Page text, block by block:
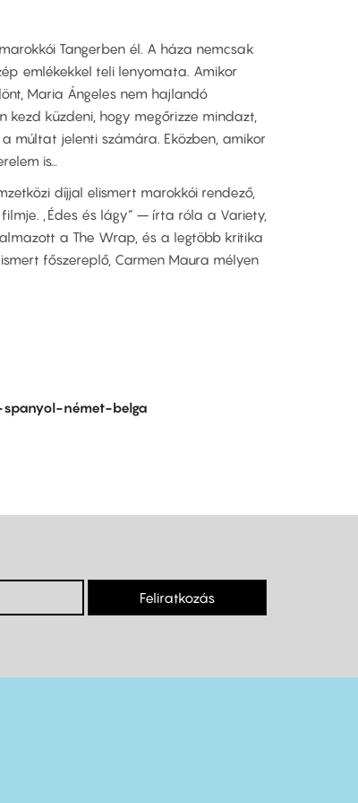
Tangerben él. A háza nemcsak
emlékekkel teli lenyomata. Amikor
Maria Ángeles nem hajlandó
küzdeni, hogy megőrizze mindazt,
múltat jelenti számára. Eközben, amikor
is…
díjjal elismert marokkói rendező,
„Édes és lágy” – írta róla a Variety,
a The Wrap, és a legtöbb kritika
főszereplő, Carmen Maura mélyen
német-belga
Feliratkozás